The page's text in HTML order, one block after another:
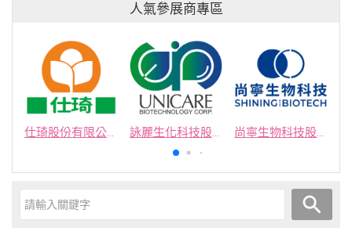
人氣參展商專區
仕琦股份有限公司 詠麗生化科技股份有限公司 尚寧生物科技股份有限公司